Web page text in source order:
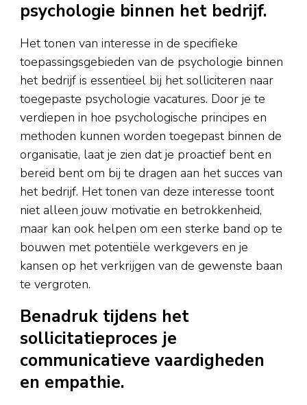
psychologie binnen het bedrijf.
Het tonen van interesse in de specifieke
toepassingsgebieden van de psychologie binnen
het bedrijf is essentieel bij het solliciteren naar
toegepaste psychologie vacatures. Door je te
verdiepen in hoe psychologische principes en
methoden kunnen worden toegepast binnen de
organisatie, laat je zien dat je proactief bent en
bereid bent om bij te dragen aan het succes van
het bedrijf. Het tonen van deze interesse toont
niet alleen jouw motivatie en betrokkenheid,
maar kan ook helpen om een sterke band op te
bouwen met potentiële werkgevers en je
kansen op het verkrijgen van de gewenste baan
te vergroten.
Benadruk tijdens het
sollicitatieproces je
communicatieve vaardigheden
en empathie.